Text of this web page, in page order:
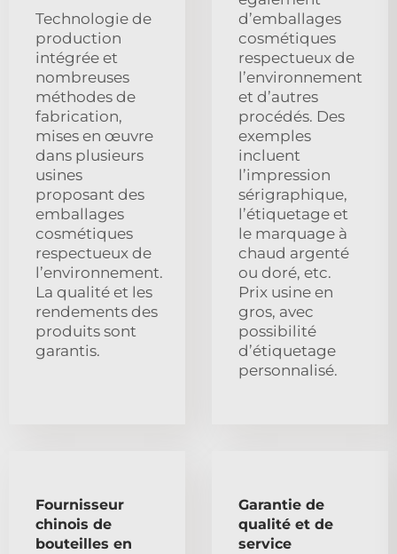
Technologie de
production
intégrée et
nombreuses
méthodes de
fabrication,
mises en œuvre
dans plusieurs
usines
proposant des
emballages
cosmétiques
respectueux de
l’environnement.
La qualité et les
rendements des
produits sont
garantis.
d’emballages
cosmétiques
respectueux de
l’environnement
et d’autres
procédés. Des
exemples
incluent
l’impression
sérigraphique,
l’étiquetage et
le marquage à
chaud argenté
ou doré, etc.
Prix usine en
gros, avec
possibilité
d’étiquetage
personnalisé.
Fournisseur
chinois de
bouteilles en
Garantie de
qualité et de
service